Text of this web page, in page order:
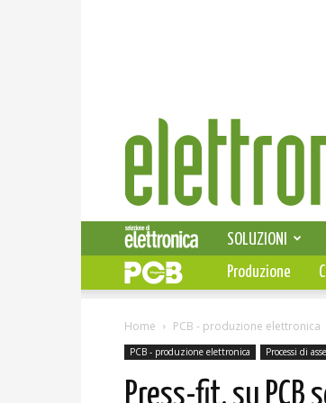
Elettronica
News
SOLUZIONI
Produzione
Home PCB - produzione elettronica
PCB - produzione elettronica Processi di
Press-fit, su PCB